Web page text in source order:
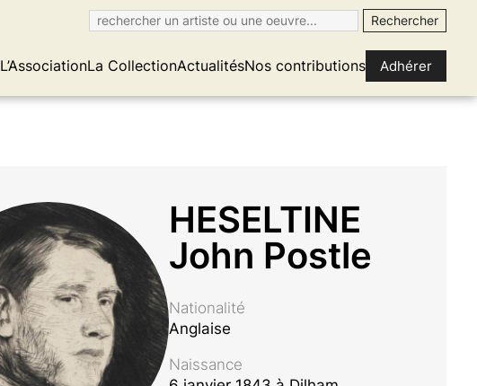
L’AssociationLa CollectionActualitésNos contributions Adhérer
HESELTINE
John Postle
Nationalité
Anglaise
Naissance